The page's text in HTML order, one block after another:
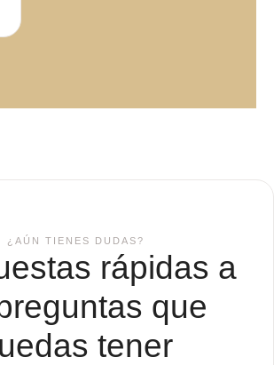
¿AÚN TIENES DUDAS?
rápidas a
que
tener